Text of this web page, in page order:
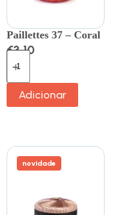
Paillettes 37 – Coral
€3.10
Adicionar
novidade